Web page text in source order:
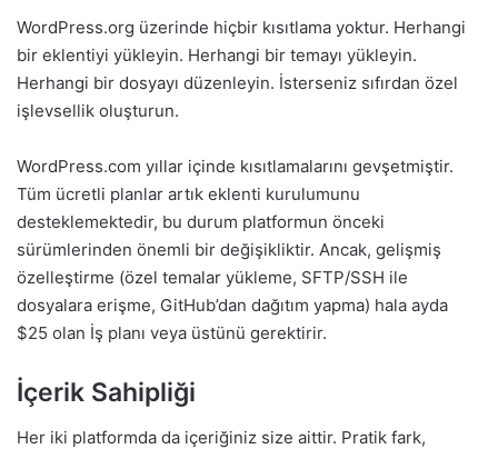
WordPress.org üzerinde hiçbir kısıtlama yoktur. Herhangi
bir eklentiyi yükleyin. Herhangi bir temayı yükleyin.
Herhangi bir dosyayı düzenleyin. İsterseniz sıfırdan özel
işlevsellik oluşturun.
WordPress.com yıllar içinde kısıtlamalarını gevşetmiştir.
Tüm ücretli planlar artık eklenti kurulumunu
desteklemektedir, bu durum platformun önceki
sürümlerinden önemli bir değişikliktir. Ancak, gelişmiş
özelleştirme (özel temalar yükleme, SFTP/SSH ile
dosyalara erişme, GitHub’dan dağıtım yapma) hala ayda
$25 olan İş planı veya üstünü gerektirir.
İçerik Sahipliği
Her iki platformda da içeriğiniz size aittir. Pratik fark,